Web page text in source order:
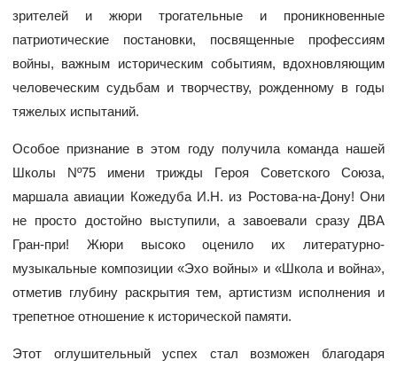
зрителей и жюри трогательные и проникновенные
патриотические постановки, посвященные профессиям
войны, важным историческим событиям, вдохновляющим
человеческим судьбам и творчеству, рожденному в годы
тяжелых испытаний.
Особое признание в этом году получила команда нашей
Школы Nº75 имени трижды Героя Советского Союза,
маршала авиации Кожедуба И.Н. из Ростова-на-Дону! Они
не просто достойно выступили, а завоевали сразу ДВА
Гран-при! Жюри высоко оценило их литературно-
музыкальные композиции «Эхо войны» и «Школа и война»,
отметив глубину раскрытия тем, артистизм исполнения и
трепетное отношение к исторической памяти.
Этот оглушительный успех стал возможен благодаря